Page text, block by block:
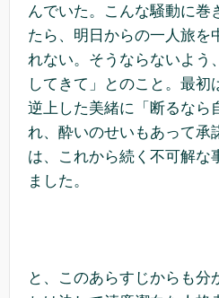
んでいた。こんな騒動に巻
たら、明日からの一人旅を
れない。そうならないよう
してきて」とのこと。最初
逆上した美緒に「断るなら
れ、酔いのせいもあって承
は、これから続く不可解な
ました。
と、このあらすじからも分